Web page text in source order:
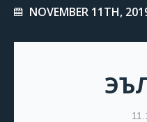
NOVEMBER 11TH,